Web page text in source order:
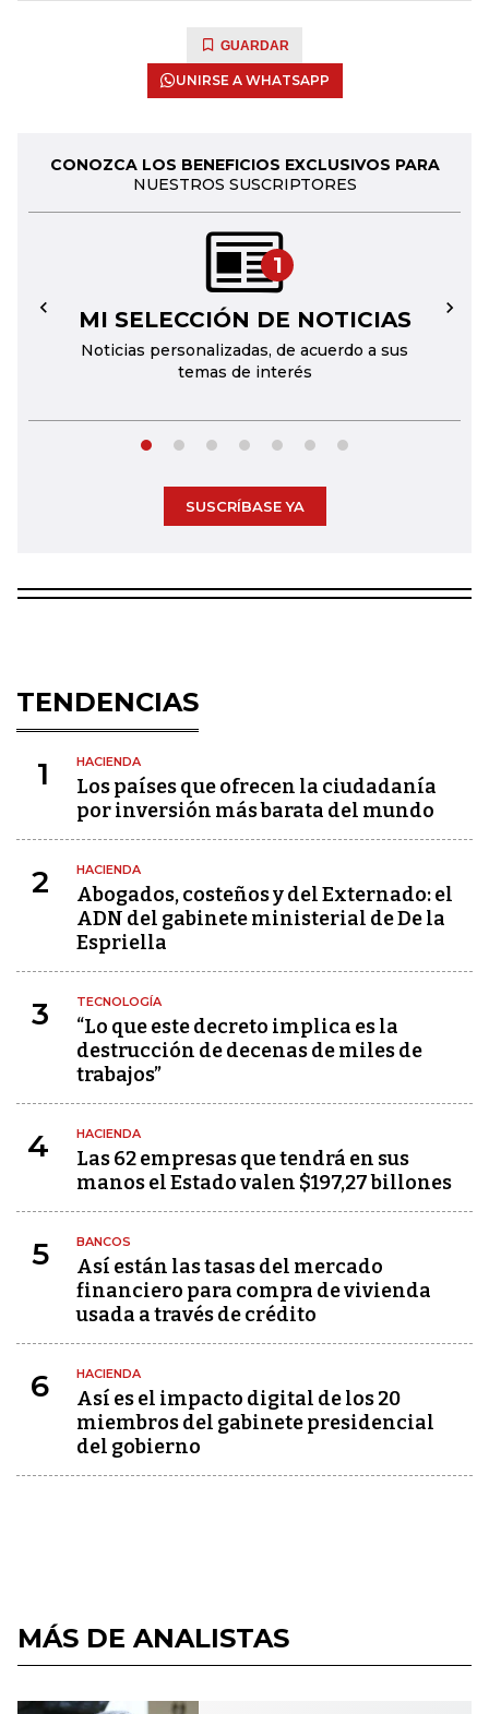
GUARDAR
UNIRSE A WHATSAPP
CONOZCA LOS BENEFICIOS EXCLUSIVOS PARA
NUESTROS SUSCRIPTORES
1
MI SELECCIÓN DE NOTICIAS
Noticias personalizadas, de acuerdo a sus
temas de interés
← →
SUSCRÍBASE YA
TENDENCIAS
1 HACIENDA
Los países que ofrecen la ciudadanía
por inversión más barata del mundo
2 HACIENDA
Abogados, costeños y del Externado: el
ADN del gabinete ministerial de De la
Espriella
3 TECNOLOGÍA
“Lo que este decreto implica es la
destrucción de decenas de miles de
trabajos”
4 HACIENDA
Las 62 empresas que tendrá en sus
manos el Estado valen $197,27 billones
5 BANCOS
Así están las tasas del mercado
financiero para compra de vivienda
usada a través de crédito
6 HACIENDA
Así es el impacto digital de los 20
miembros del gabinete presidencial
del gobierno
MÁS DE ANALISTAS